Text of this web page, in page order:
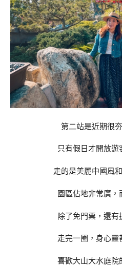
第二站是近期很
只有假日才開放遊
走的是美麗中國風
園區佔地非常廣，
除了免門票，還有
走完一圈，身心靈
喜歡大山大水庭院